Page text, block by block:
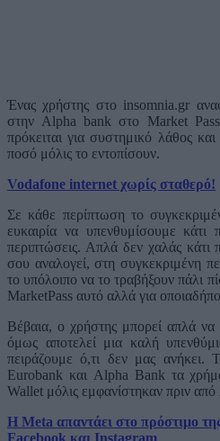
Ένας χρήστης στο insomnia.gr
στην Alpha bank στο Market
πρόκειται για συστημικό λάθος
ποσό μόλις το εντοπίσουν.
Vodafone internet χωρίς σταθερό!
Σε κάθε περίπτωση το
ευκαιρία να υπενθυμίσουμε κάτι
περιπτώσεις. Απλά δεν χαλάς
σου αναλογεί, στη συγκεκριμένη
το υπόλοιπο να το τραβήξουν πάλι
MarketPass αυτό αλλά για
Βέβαια, ο χρήστης μπορεί απλά
όμως αποτελεί μια καλή
πειράζουμε ό,τι δεν μας ανήκει.
Eurobank και Alpha Bank τα
Wallet μόλις εμφανίστηκαν πριν
H Meta απαντάει στο πρόστιμο